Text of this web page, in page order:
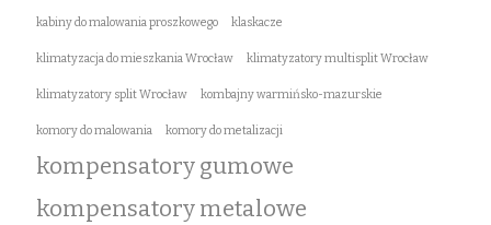
kabiny do malowania proszkowego klaskacze
klimatyzacja do mieszkania Wrocław klimatyzatory multisplit Wrocław
klimatyzatory split Wrocław kombajny warmińsko-mazurskie
komory do malowania komory do metalizacji
kompensatory gumowe
kompensatory metalowe